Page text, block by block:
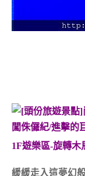
1F遊樂區-旋轉木
緩緩走入這夢幻